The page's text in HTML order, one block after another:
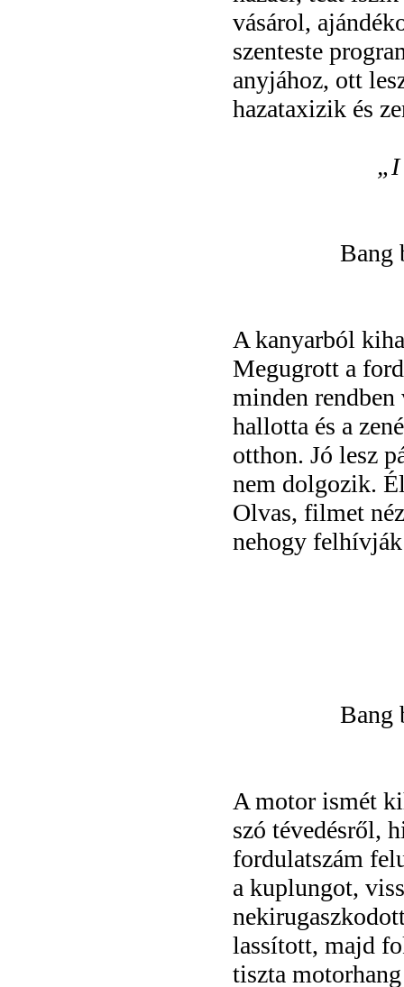
vásárol,
szenteste
anyjához, ott
hazataxizik és
„I
Bang
A kanyarból
Megugrott a
minden
hallotta és a
otthon. Jó lesz
nem dolgozik.
Olvas, filmet
nehogy
Bang
A motor ismét
szó tévedésről,
fordulatszám
a kuplungot,
lassított, majd
tiszta